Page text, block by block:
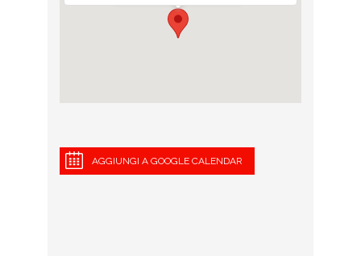
AGGIUNGI A GOOGLE CALENDAR